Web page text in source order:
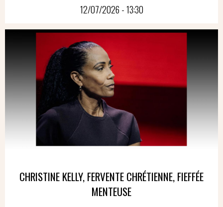
12/07/2026 - 13:30
CHRISTINE KELLY, FERVENTE CHRÉTIENNE, FIEFFÉE
MENTEUSE